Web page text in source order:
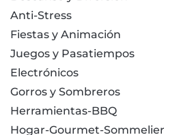
Anti-Stress
Fiestas y Animación
Juegos y Pasatiempos
Electrónicos
Gorros y Sombreros
Herramientas-BBQ
Hogar-Gourmet-Sommelier